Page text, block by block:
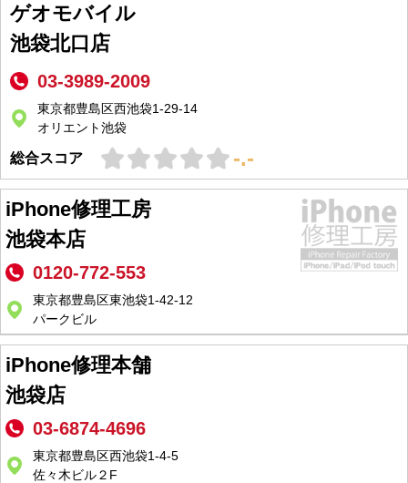
ゲオモバイル
池袋北口店
03-3989-2009
東京都豊島区西池袋1-29-14
オリエント池袋
総合スコア -.-
iPhone修理工房
池袋本店
0120-772-553
東京都豊島区東池袋1-42-12
パークビル
iPhone修理本舗
池袋店
03-6874-4696
東京都豊島区西池袋1-4-5
佐々木ビル２F